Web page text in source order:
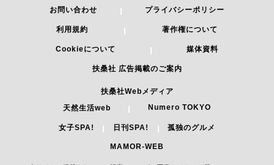
お問い合わせ プライバシーポリシー
利用規約 著作権について
Cookieについて 媒体資料
扶桑社 広告掲載のご案内
扶桑社Webメディア
天然生活web
Numero TOKYO
女子SPA! 日刊SPA! 孤独のグルメ
MAMOR-WEB